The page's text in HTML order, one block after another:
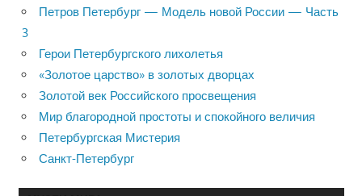
Петров Петербург — Модель новой России — Часть
3
Герои Петербургского лихолетья
«Золотое царство» в золотых дворцах
Золотой век Российского просвещения
Мир благородной простоты и спокойного величия
Петербургская Мистерия
Санкт-Петербург